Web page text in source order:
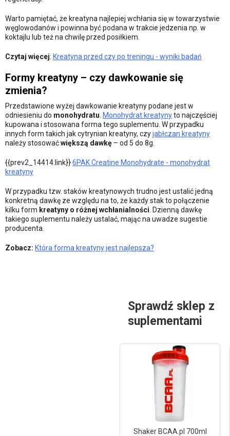
Warto pamiętać, że kreatyna najlepiej wchłania się w towarzystwie
węglowodanów i powinna być podana w trakcie jedzenia np. w
koktajlu lub też na chwilę przed posiłkiem.
Czytaj więcej: Kreatyna przed czy po treningu - wyniki badań
Formy kreatyny – czy dawkowanie się
zmienia?
Przedstawione wyżej dawkowanie kreatyny podane jest w
odniesieniu do monohydratu Monohydrat kreatynyto najczęściej
kupowana i stosowana forma tego suplementu. W przypadku
innych form takich jak cytrynian kreatyny, czyjabłczan kreatyny
należy stosowaćwiększą dawkę – od 5 do 8g.
{{prev2_14414:link}}6PAK Creatine Monohydrate - monohydrat
kreatyny
W przypadku tzw. staków kreatynowych trudno jest ustalić jedną
konkretną dawkę ze względu na to, że każdy stak to połączenie
kilku form kreatyny o różnej wchłanialności . Dzienną dawkę
takiego suplementu należy ustalać, mając na uwadze sugestie
producenta.
Zobacz: Która forma kreatyny jest najlepsza?
Sprawdź sklep z
suplementami
Shaker BCAA.pl 700ml